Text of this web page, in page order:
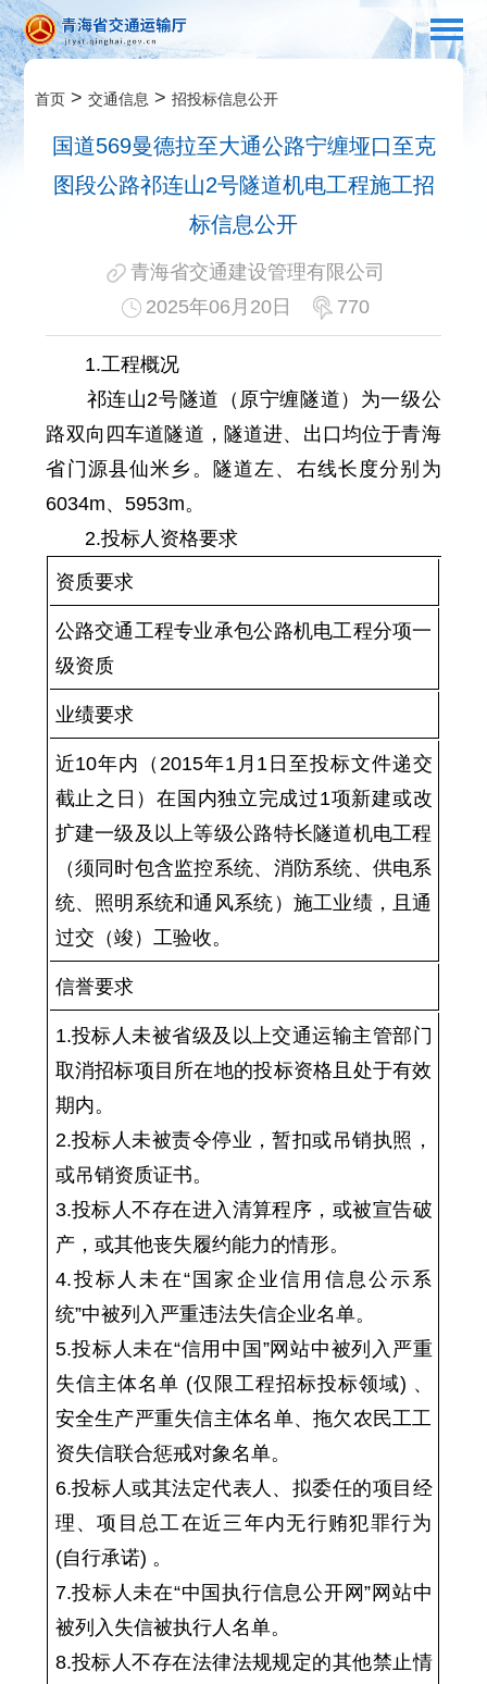
首页 >交通信息 >招投标信息公开
国道569曼德拉至大通公路宁缠垭口至克
图段公路祁连山2号隧道机电工程施工招
标信息公开
青海省交通建设管理有限公司
2025年06月20日
770
1.工程概况
祁连山2号隧道（原宁缠隧道）为一级公
路双向四车道隧道，隧道进、出口均位于青海
省门源县仙米乡。隧道左、右线长度分别为
6034m、5953m。
2.投标人资格要求
资质要求
公路交通工程专业承包公路机电工程分项一
级资质
业绩要求
近10年内（2015年1 月1日至投标文件递交
截止之日）在国内独立完成过1项新建或改
扩建一级及以上等级公路特长隧道机电工程
（须同时包含监控系统、消防系统、供电系
统、照明系统和通风系统）施工业绩，且通
过交（竣）工验收。
信誉要求
1.投标人未被省级及以上交通运输主管部门
取消招标项目所在地的投标资格且处于有效
期内。
2.投标人未被责令停业，暂扣或吊销执照，
或吊销资质证书。
3.投标人不存在进入清算程序，或被宣告破
产，或其他丧失履约能力的情形。
4.投标人未在“国家企业信用信息公示系
统”中被列入严重违法失信企业名单。
5.投标人未在“信用中国”网站中被列入严重
失信主体名单 (仅限工程招标投标领域) 、
安全生产严重失信主体名单、拖欠农民工工
资失信联合惩戒对象名单。
6.投标人或其法定代表人、拟委任的项目经
理、项目总工在近三年内无行贿犯罪行为
(自行承诺) 。
7.投标人未在“中国执行信息公开网”网站中
被列入失信被执行人名单。
8.投标人不存在法律法规规定的其他禁止情